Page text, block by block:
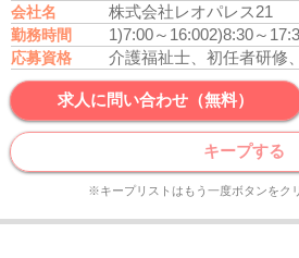
会社名 株式会社レオパレス21
勤務時間 1)7:00～16:002)8:30～
応募資格
求人に問い合わせ（無料）
キープする
※キープリストはもう一度ボタンをク